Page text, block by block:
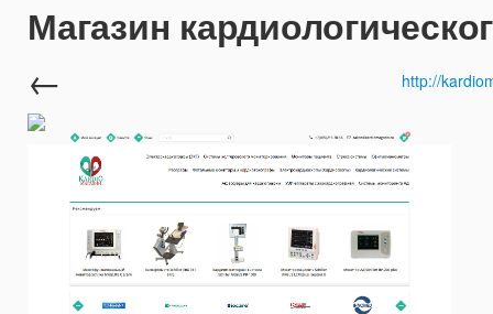
Магазин
←
http://